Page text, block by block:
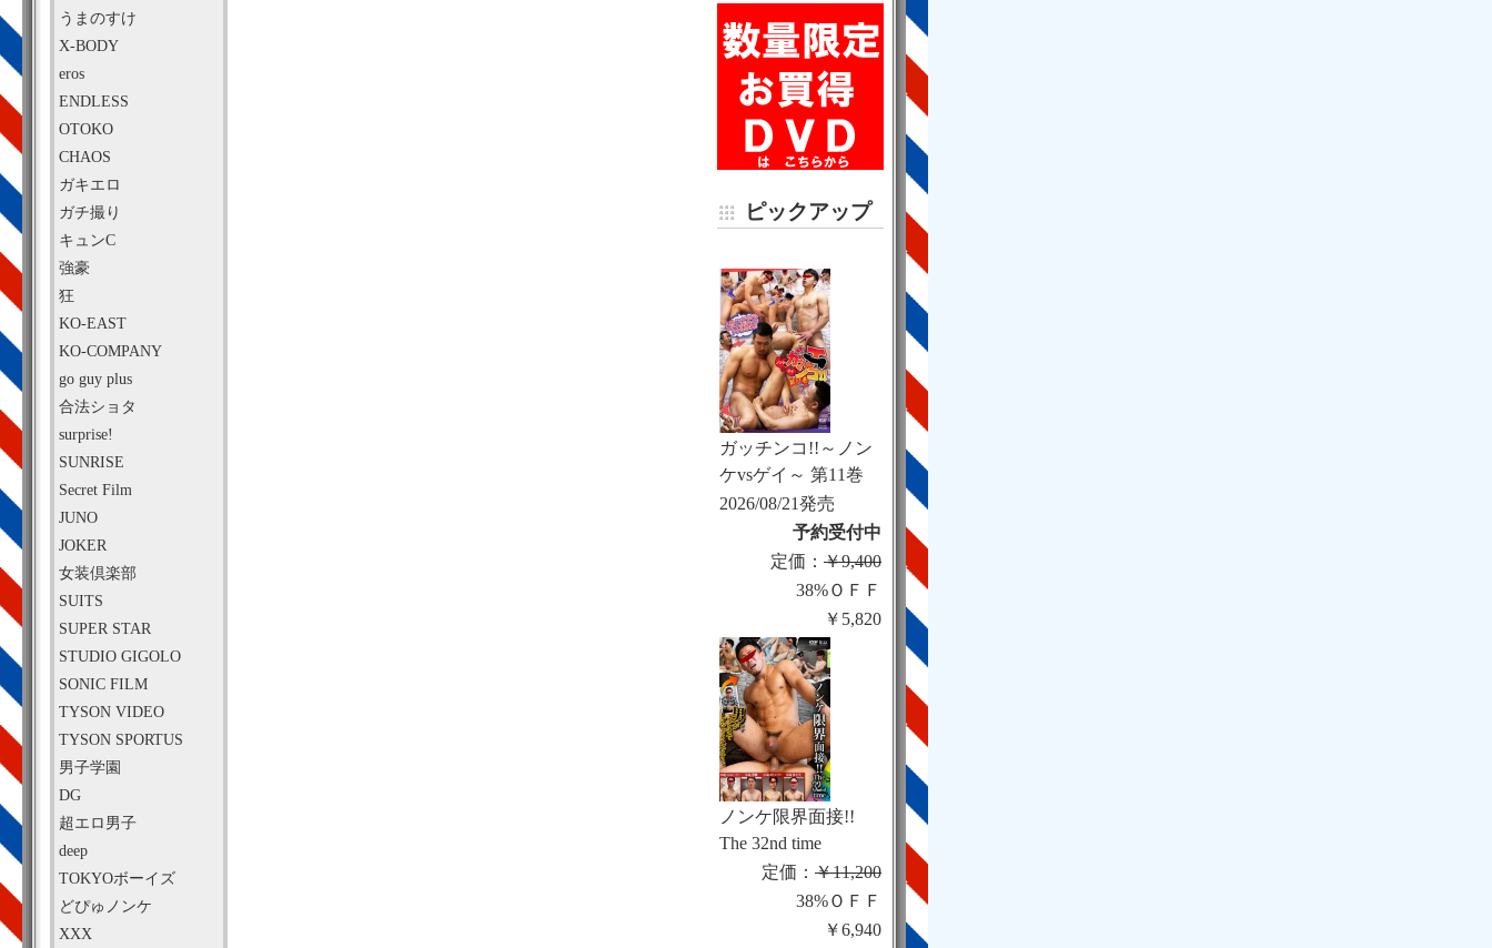
うまのすけ
X-BODY
eros
ENDLESS
OTOKO
CHAOS
ガキエロ
ガチ撮り
キュンC
強豪
狂
KO-EAST
KO-COMPANY
go guy plus
合法ショタ
surprise!
SUNRISE
Secret Film
JUNO
JOKER
女装倶楽部
SUITS
SUPER STAR
STUDIO GIGOLO
SONIC FILM
TYSON VIDEO
TYSON SPORTUS
男子学園
DG
超エロ男子
deep
TOKYOボーイズ
どぴゅノンケ
XXX
ピックアップ
ガッチンコ!!～ノン
ケvsゲイ～ 第11巻
2026/08/21発売
予約受付中
定価： ￥9,400
38%ＯＦＦ
￥5,820
ノンケ限界面接!!
The 32nd time
定価： ￥11,200
38%ＯＦＦ
￥6,940